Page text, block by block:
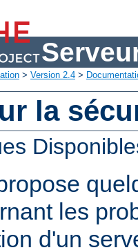
> Version 2.4 >
la
les
d'un